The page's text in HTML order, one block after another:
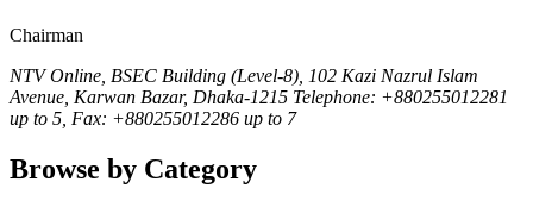
Chairman
NTV Online, BSEC Building (Level-8), 102 Kazi Nazrul Islam
Avenue, Karwan Bazar, Dhaka-1215 Telephone: +880255012281
up to 5, Fax: +880255012286 up to 7
Browse by Category